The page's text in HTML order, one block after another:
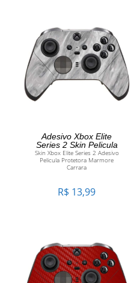
ADICIONAR AO CARRINHO
Adesivo Xbox Elite
Series 2 Skin Pelicula
Skin Xbox Elite Series 2 Adesivo
Pelicula Protetora Marmore
Carrara
R$ 13,99